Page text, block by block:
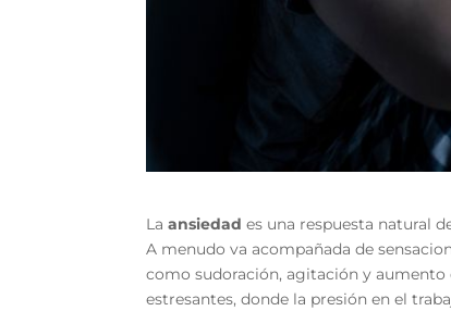
La ansiedad es una respuesta natural
A menudo va acompañada de
como sudoración, agitación y
estresantes, donde la presión en el